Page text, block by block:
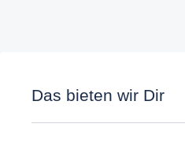
Das bieten wir Dir